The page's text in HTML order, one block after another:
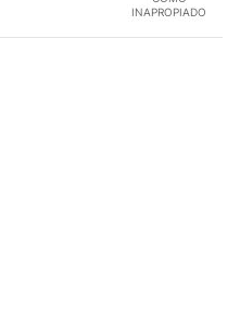
INAPROPIADO